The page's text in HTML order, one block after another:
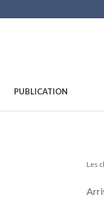
PUBLICATION
Les